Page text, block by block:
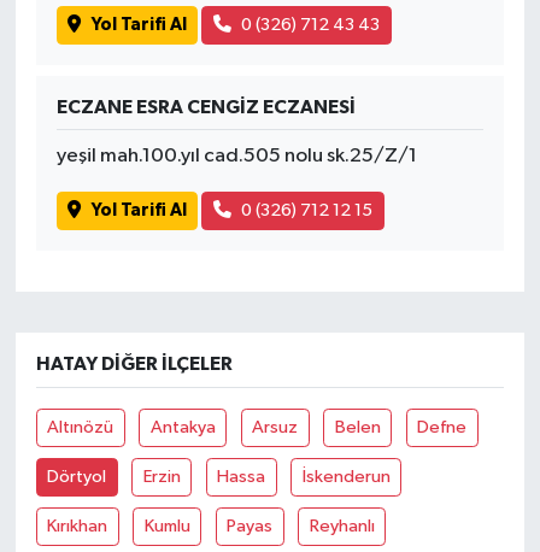
Yol Tarifi Al 0 (326) 712 43 43
ECZANE ESRA CENGİZ ECZANESİ
yeşil mah.100.yıl cad.505 nolu sk.25/Z/1
Yol Tarifi Al 0 (326) 712 12 15
HATAY DIĞER İLÇELER
Altınözü Antakya Arsuz Belen Defne
Dörtyol Erzin Hassa İskenderun
Kırıkhan Kumlu Payas Reyhanlı